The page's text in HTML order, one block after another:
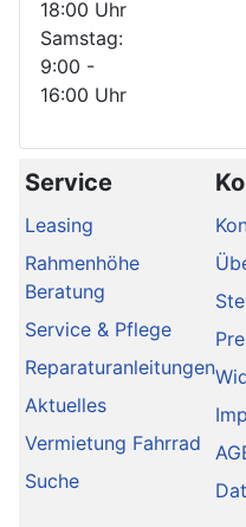
18:00 Uhr
Samstag:
9:00 -
16:00 Uhr
Service
Leasing
Rahmenhöhe
Beratung
Service & Pflege
Reparaturanleitungen
Aktuelles
Vermietung Fahrrad
Suche